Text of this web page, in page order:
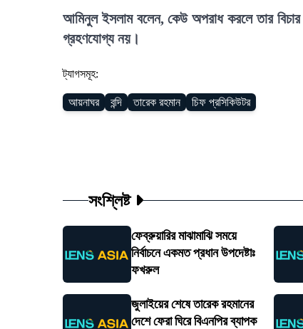
আমিনুল ইসলাম বলেন, কেউ অপরাধ করলে তার
গ্রহণযোগ্য নয়।
ট্যাগসমূহ:
আয়নাঘর বন্দি তারেক রহমান চিফ প্রসিকিউটর
সংশ্লিষ্ট
ফেব্রুয়ারির মাঝামাঝি সময়ে
নির্বাচনে একমত প্রধান উপদেষ্টাঃ
ফখরুল
জুলাইয়ের শেষে তারেক রহমানের
দেশে ফেরা ঘিরে বিএনপির ব্যাপক